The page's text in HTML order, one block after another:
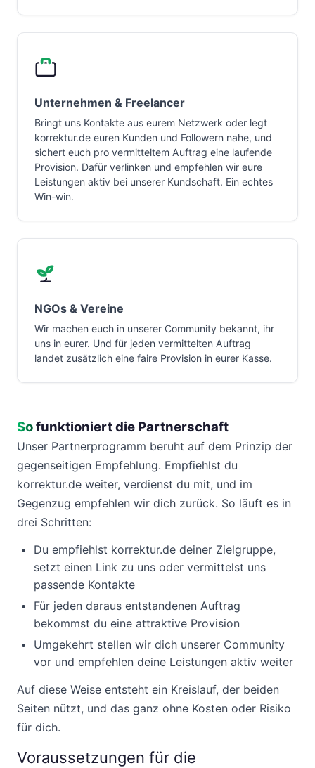
Unternehmen & Freelancer
Bringt uns Kontakte aus eurem Netzwerk oder legt
korrektur.de euren Kunden und Followern nahe, und
sichert euch pro vermitteltem Auftrag eine laufende
Provision. Dafür verlinken und empfehlen wir eure
Leistungen aktiv bei unserer Kundschaft. Ein echtes
Win-win.
NGOs & Vereine
Wir machen euch in unserer Community bekannt, ihr
uns in eurer. Und für jeden vermittelten Auftrag
landet zusätzlich eine faire Provision in eurer Kasse.
Sofunktioniert die Partnerschaft
Unser Partnerprogramm beruht auf dem Prinzip der
gegenseitigen Empfehlung. Empfiehlst du
korrektur.de weiter, verdienst du mit, und im
Gegenzug empfehlen wir dich zurück. So läuft es in
drei Schritten:
Du empfiehlst korrektur.de deiner Zielgruppe,
setzt einen Link zu uns oder vermittelst uns
passende Kontakte
Für jeden daraus entstandenen Auftrag
bekommst du eine attraktive Provision
Umgekehrt stellen wir dich unserer Community
vor und empfehlen deine Leistungen aktiv weiter
Auf diese Weise entsteht ein Kreislauf, der beiden
Seiten nützt, und das ganz ohne Kosten oder Risiko
für dich.
Voraussetzungen für die